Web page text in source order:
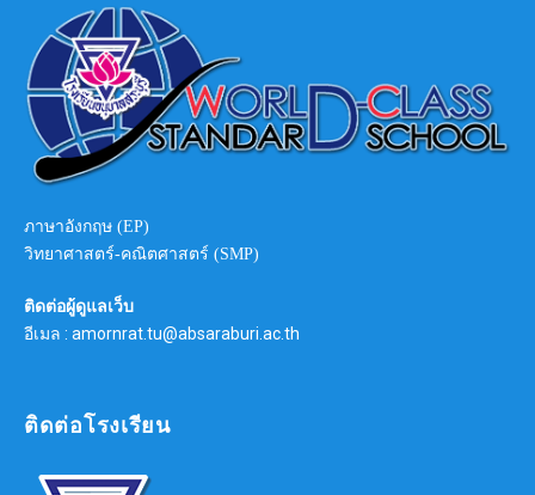
ภาษาอังกฤษ (EP)
วิทยาศาสตร์-คณิตศาสตร์ (SMP)
ติดต่อผู้ดูแลเว็บ
อีเมล : amornrat.tu@absaraburi.ac.th
ติดต่อโรงเรียน